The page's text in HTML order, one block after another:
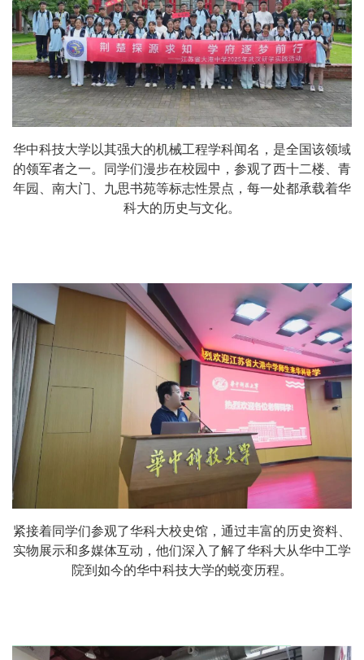
华中科技大学以其强大的机械工程学科闻名，是全国该领域
的领军者之一。同学们漫步在校园中，参观了西十二楼、青
年园、南大门、九思书苑等标志性景点，每一处都承载着华
科大的历史与文化。
紧接着同学们参观了华科大校史馆，通过丰富的历史资料、
实物展示和多媒体互动，他们深入了解了华科大从华中工学
院到如今的华中科技大学的蜕变历程。